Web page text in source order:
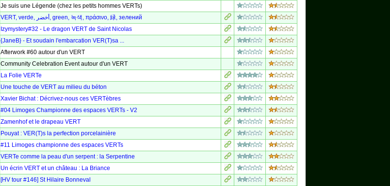
Je suis une Légende (chez les petits hommes VERTs)
VERT, verde, أخضر, green, 녹색, πράσινο, 緑, зелений
Izymystery#32 - Le dragon VERT de Saint Nicolas
{JaneB} - Et soudain l'embarcation VER(T)sa ...
Afterwork #60 autour d'un VERT
Community Celebration Event autour d'un VERT
La Folie VERTe
Une touche de VERT au milieu du béton
Xavier Bichat : Décrivez-nous ces VERTèbres
#04 Limoges Championne des espaces VERTs - V2
Zamenhof et le drapeau VERT
Pouyat : VER(T)s la perfection porcelainière
#11 Limoges championne des espaces VERTs
VERTe comme la peau d'un serpent : la Serpentine
Un écrin VERT et un château : La Briance
[HV tour #146] St Hilaire Bonneval